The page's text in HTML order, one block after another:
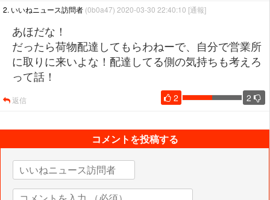
2. いいねニュース訪問者 (0b0a47) 2020-03-30 22:40:10 [通報]
あほだな！
だったら荷物配達してもらわねーで、自分で営業所
に取りに来いよな！配達してる側の気持ちも考えろ
って話！
2 2
返信
コメントを投稿する